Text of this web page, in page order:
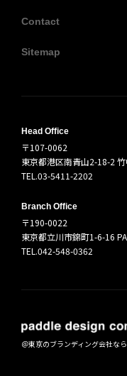
Contact
Sitemap
Head Office
〒107-0062
東京都港区南青山2-18-2
TEL.03-5411-2202
Branch Office
〒190-0022
東京都立川市錦町1-6-16
TEL.042-548-0362
＠東京のブランディング会社な